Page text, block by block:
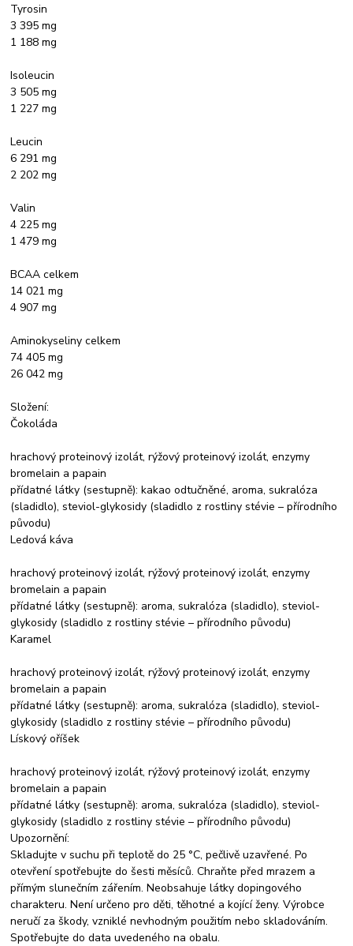
Tyrosin
3 395 mg
1 188 mg
Isoleucin
3 505 mg
1 227 mg
Leucin
6 291 mg
2 202 mg
Valin
4 225 mg
1 479 mg
BCAA celkem
14 021 mg
4 907 mg
Aminokyseliny celkem
74 405 mg
26 042 mg
Složení:
Čokoláda
hrachový proteinový izolát, rýžový proteinový izolát, enzymy
bromelain a papain
přídatné látky (sestupně): kakao odtučněné, aroma, sukralóza
(sladidlo), steviol-glykosidy (sladidlo z rostliny stévie – přírodního
původu)
Ledová káva
hrachový proteinový izolát, rýžový proteinový izolát, enzymy
bromelain a papain
přídatné látky (sestupně): aroma, sukralóza (sladidlo), steviol-
glykosidy (sladidlo z rostliny stévie – přírodního původu)
Karamel
hrachový proteinový izolát, rýžový proteinový izolát, enzymy
bromelain a papain
přídatné látky (sestupně): aroma, sukralóza (sladidlo), steviol-
glykosidy (sladidlo z rostliny stévie – přírodního původu)
Lískový oříšek
hrachový proteinový izolát, rýžový proteinový izolát, enzymy
bromelain a papain
přídatné látky (sestupně): aroma, sukralóza (sladidlo), steviol-
glykosidy (sladidlo z rostliny stévie – přírodního původu)
Upozornění:
Skladujte v suchu při teplotě do 25 °C, pečlivě uzavřené. Po
otevření spotřebujte do šesti měsíců. Chraňte před mrazem a
přímým slunečním zářením. Neobsahuje látky dopingového
charakteru. Není určeno pro děti, těhotné a kojící ženy. Výrobce
neručí za škody, vzniklé nevhodným použitím nebo skladováním.
Spotřebujte do data uvedeného na obalu.